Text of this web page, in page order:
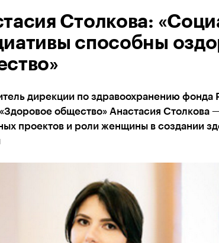
Столкова:
способны
дирекции по здравоохранению фонда
общество» Анастасия Столкова
проектов и роли женщины в создании